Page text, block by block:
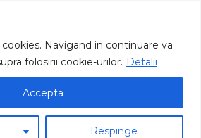
Navigand in continuare va
folosirii cookie-urilor. Detalii
Respinge
Accepta